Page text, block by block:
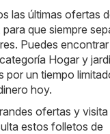
las últimas ofertas
que siempre
Puedes
Hogar y
por un tiempo
hoy.
ofertas y
estos folletos de